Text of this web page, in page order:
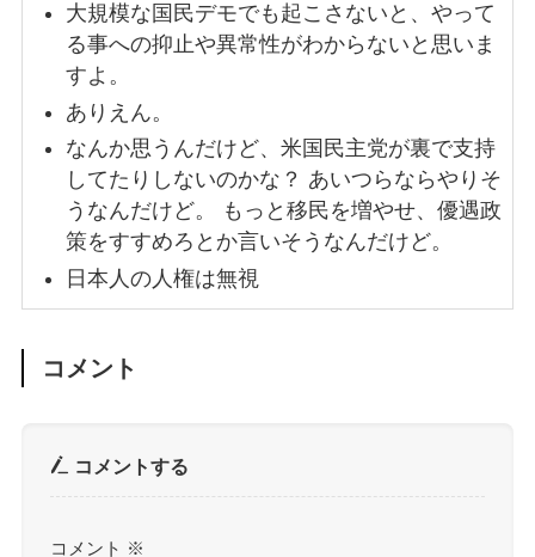
大規模な国民デモでも起こさないと、やって
る事への抑止や異常性がわからないと思いま
すよ。
ありえん。
なんか思うんだけど、米国民主党が裏で支持
してたりしないのかな？ あいつらならやりそ
うなんだけど。 もっと移民を増やせ、優遇政
策をすすめろとか言いそうなんだけど。
日本人の人権は無視
コメント
コメントする
コメント ※